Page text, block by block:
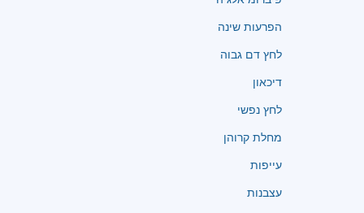
הפרעות שינה
לחץ דם גבוה
דיכאון
לחץ נפשי
מחלת קרוהן
עייפות
עצבנות